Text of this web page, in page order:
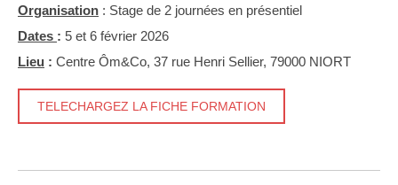
Organisation : Stage de 2 journées en présentiel
Dates : 5 et 6 février 2026
Lieu : Centre Ôm&Co, 37 rue Henri Sellier, 79000 NIORT
TELECHARGEZ LA FICHE FORMATION